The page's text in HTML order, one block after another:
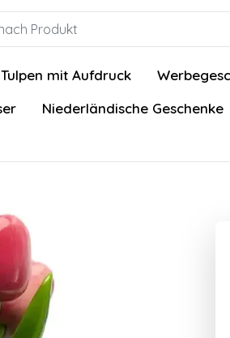
Tulpen mit Aufdruck
Niederländische Geschenke